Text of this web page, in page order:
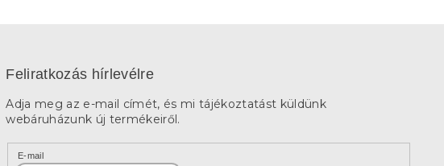
Feliratkozás hírlevélre
Adja meg az e-mail címét, és mi tájékoztatást küldünk
webáruházunk új termékeiről.
E-mail